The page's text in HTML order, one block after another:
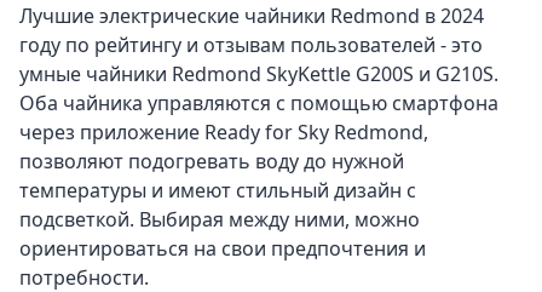
Лучшие электрические чайники Redmond в 2024
году по рейтингу и отзывам пользователей - это
умные чайники Redmond SkyKettle G200S и G210S.
Оба чайника управляются с помощью смартфона
через приложение Ready for Sky Redmond,
позволяют подогревать воду до нужной
температуры и имеют стильный дизайн с
подсветкой. Выбирая между ними, можно
ориентироваться на свои предпочтения и
потребности.